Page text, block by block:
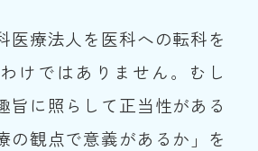
医療法人を医科への転科を
けではありません。むし
旨に照らして正当性がある
の観点で意義があるか」を